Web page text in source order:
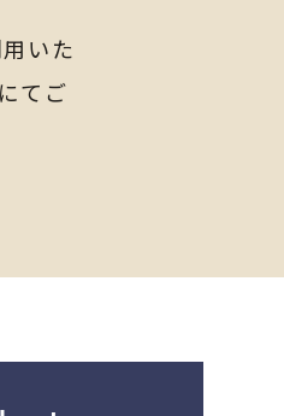
いた
て ご